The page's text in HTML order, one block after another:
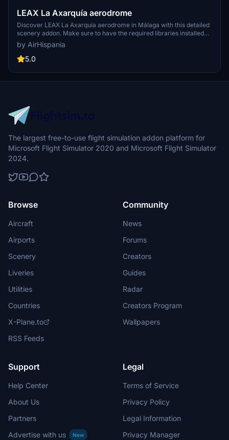
LEAX La Axarquía aerodrome
Discover LEAX La Axarquía aerodrome in Málaga with this detailed
scenery addon. Make sure to have the required libraries installed
for optimal display. Explore this destination and enhance your Flight
Simulator experience.
by AirHispania
5.0
The largest free-to-use flight simulation addon platform for
Microsoft Flight Simulator 2020 and Microsoft Flight Simulator
2024.
Browse
Aircraft
Airports
Scenery
Liveries
Utilities
Countries
X-Plane.to
RSS Feeds
Community
News
Forums
Creators
Guides
Radar
Creators Program
Wallpapers
Support
Help Center
About Us
Partners
Advertise with us
New
Legal
Terms of Service
Privacy Policy
Legal Information
Privacy Manager